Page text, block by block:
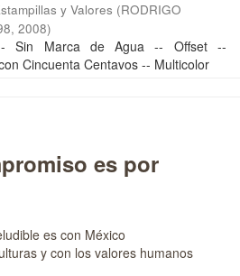
y Valores (RODRIGO
, 2008)
Sin Marca de Agua -- Offset --
Cincuenta Centavos -- Multicolor
es por
es con México
y con los valores humanos